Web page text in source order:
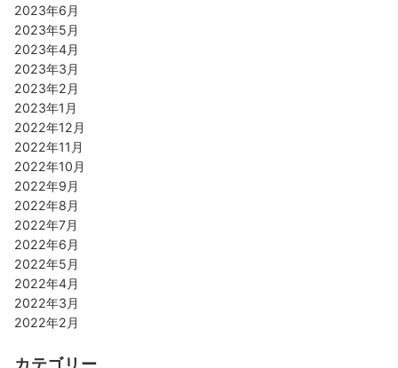
2023年6月
2023年5月
2023年4月
2023年3月
2023年2月
2023年1月
2022年12月
2022年11月
2022年10月
2022年9月
2022年8月
2022年7月
2022年6月
2022年5月
2022年4月
2022年3月
2022年2月
カテゴリー